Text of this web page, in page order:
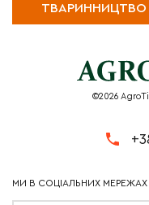
ТВАРИННИЦТВО
©2026